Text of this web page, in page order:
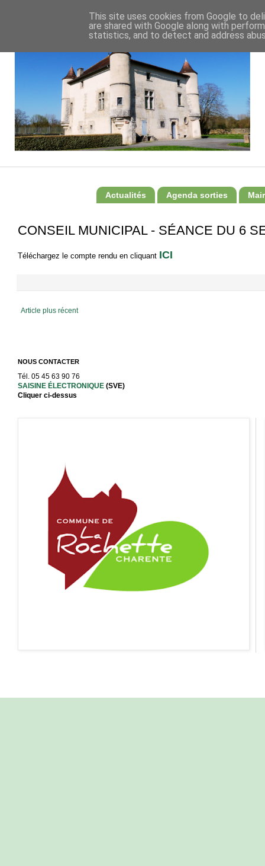
Actualités Agenda sorties
CONSEIL MUNICIPAL - SÉANCE DU 6
Téléchargez le compte rendu en cliquant ICI
Article plus récent
NOUS CONTACTER
Tél. 05 45 63 90 76
SAISINE ÉLECTRONIQUE (SVE)
Cliquer ci-dessus
This site uses cookies from Google to
are shared with Google along with
statistics, and to detect and address